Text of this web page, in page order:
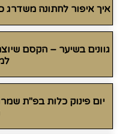
איך איפור לחתונה משדרג
גוונים בשיער – הקסם
יום פינוק כלות בפ"ת